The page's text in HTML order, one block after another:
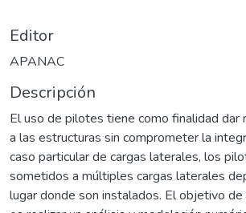
Editor
APANAC
Descripción
El uso de pilotes tiene como finalidad dar
a las estructuras sin comprometer la
caso particular de cargas laterales, los
sometidos a múltiples cargas laterales
lugar donde son instalados. El objetivo